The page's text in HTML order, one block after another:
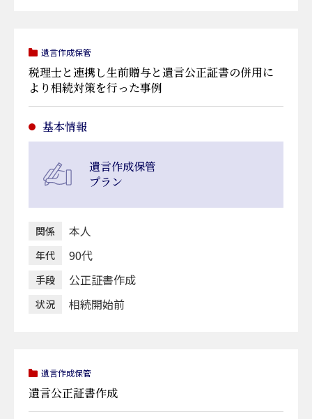
遺言作成保管
税理士と連携し生前贈与と遺言公正証書の併用に
より相続対策を行った事例
基本情報
遺言作成保管
プラン
関係 本人
年代 90代
手段 公正証書作成
状況 相続開始前
遺言作成保管
遺言公正証書作成